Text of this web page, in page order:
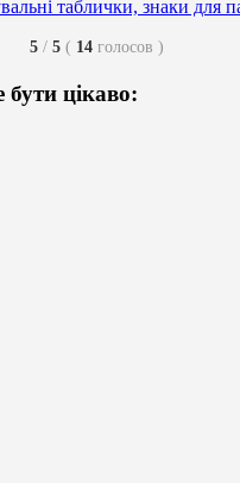
таблички, знаки для
5 / 5 ( 14 голосов )
цікаво: